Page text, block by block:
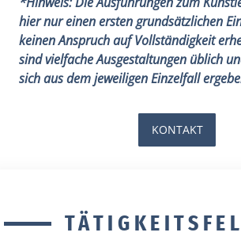
hier nur einen ersten grundsätzlichen
keinen Anspruch auf Vollständigkeit
sind vielfache Ausgestaltungen üblich
sich aus dem jeweiligen Einzelfall
KONTAKT